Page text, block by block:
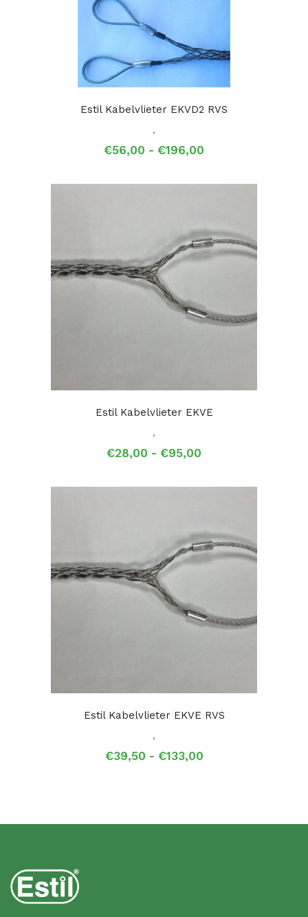
Estil Kabelvlieter EKVD2 RVS
,
€56,00 - €196,00
€196,00
Estil Kabelvlieter EKVE
,
€28,00 - €95,00
€95,00
Estil Kabelvlieter EKVE RVS
,
€39,50 - €133,00Prijsklasse: